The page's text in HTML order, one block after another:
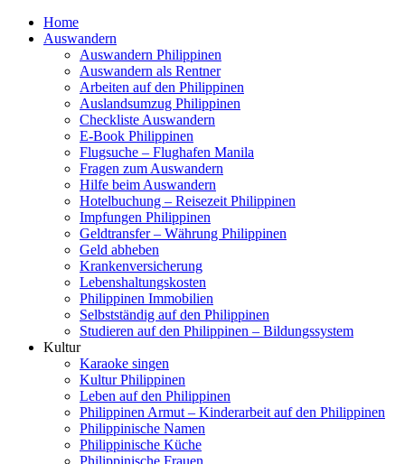
Home
Auswandern
Auswandern Philippinen
Auswandern als Rentner
Arbeiten auf den Philippinen
Auslandsumzug Philippinen
Checkliste Auswandern
E-Book Philippinen
Flugsuche – Flughafen Manila
Fragen zum Auswandern
Hilfe beim Auswandern
Hotelbuchung – Reisezeit Philippinen
Impfungen Philippinen
Geldtransfer – Währung Philippinen
Geld abheben
Krankenversicherung
Lebenshaltungskosten
Philippinen Immobilien
Selbstständig auf den Philippinen
Studieren auf den Philippinen – Bildungssystem
Kultur
Karaoke singen
Kultur Philippinen
Leben auf den Philippinen
Philippinen Armut – Kinderarbeit auf den Philippinen
Philippinische Namen
Philippinische Küche
Philippinische Frauen